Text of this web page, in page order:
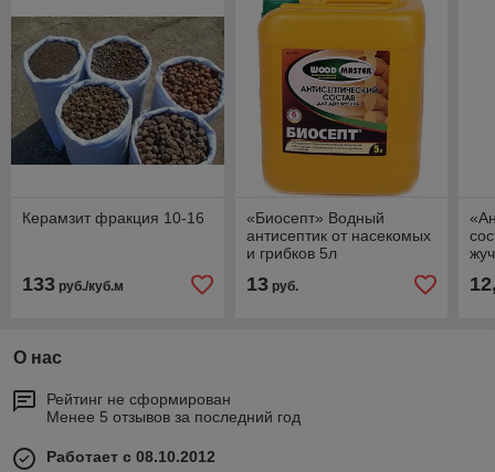
Керамзит фракция 10-16
133 руб./куб.м
«Биосепт» Водный
антисептик от насекомых
и грибков 5л
13руб.
О нас
Рейтинг не сформирован
Менее 5 отзывов за последний год
Работает с 08.10.2012